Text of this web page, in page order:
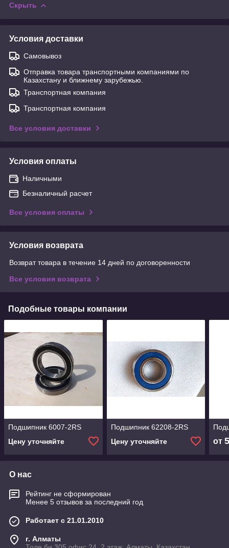
Скрыть
Условия доставки
Самовывоз
Отправка товара транспортными компаниями по
Казахстану и ближнему зарубежью.
Транспортная компания
Транспортная компания
Все условия доставки
Условия оплаты
Наличными
Безналичный расчет
Все условия оплаты
Условия возврата
Возврат товара в течение 14 дней по договоренности
Все условия возврата
Подобные товары компании
Подшипник 6007-2RS
Цену уточняйте
Подшипник 62208-2RS
Цену уточняйте
от
О нас
Рейтинг не сформирован
Менее 5 отзывов за последний год
Работает с 21.01.2010
г. Алматы